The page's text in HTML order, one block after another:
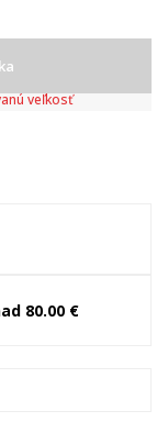
veľkosť
80.00 €